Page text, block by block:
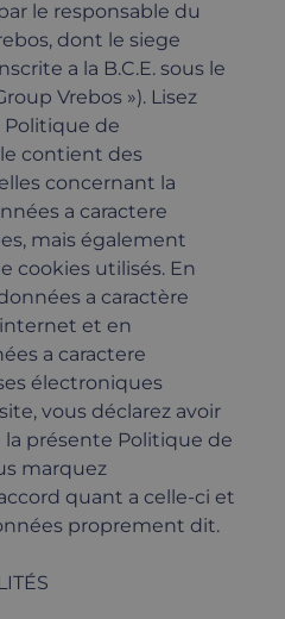
le responsable du
dont le siege
a la B.C.E. sous le
Vrebos »). Lisez
de
contient des
concernant la
a caractere
mais également
cookies utilisés. En
a caractère
et en
a caractere
électroniques
vous déclarez avoir
la présente Politique de
marquez
quant a celle-ci et
proprement dit.